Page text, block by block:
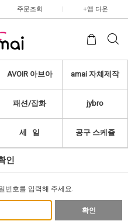
주문조회 | +앱 다운
AVOIR 아브아 amai 자체제작
패션/잡화 jybro
세 일 공구 스케쥴
인
번호를 입력해 주세요.
확인